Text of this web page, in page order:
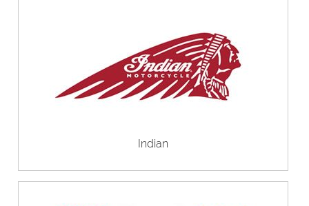
Indian